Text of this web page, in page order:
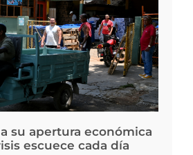
su apertura económica
escuece cada día